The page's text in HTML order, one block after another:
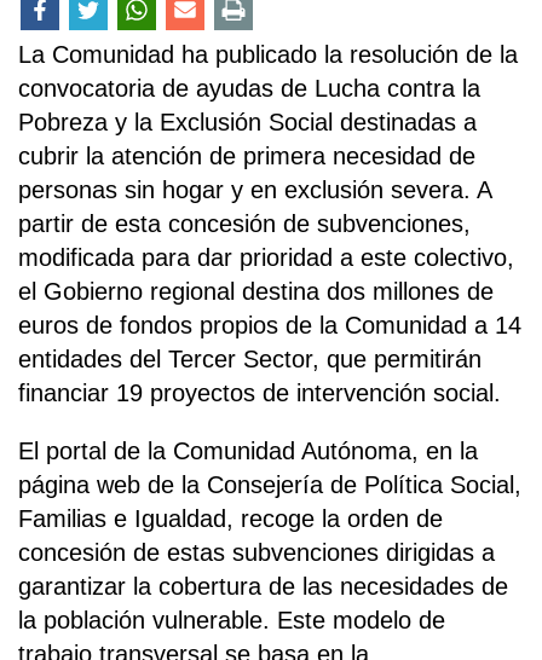
La Comunidad ha publicado la resolución de la
convocatoria de ayudas de Lucha contra la
Pobreza y la Exclusión Social destinadas a
cubrir la atención de primera necesidad de
personas sin hogar y en exclusión severa. A
partir de esta concesión de subvenciones,
modificada para dar prioridad a este colectivo,
el Gobierno regional destina dos millones de
euros de fondos propios de la Comunidad a 14
entidades del Tercer Sector, que permitirán
financiar 19 proyectos de intervención social.
El portal de la Comunidad Autónoma, en la
página web de la Consejería de Política Social,
Familias e Igualdad, recoge la orden de
concesión de estas subvenciones dirigidas a
garantizar la cobertura de las necesidades de
la población vulnerable. Este modelo de
trabajo transversal se basa en la